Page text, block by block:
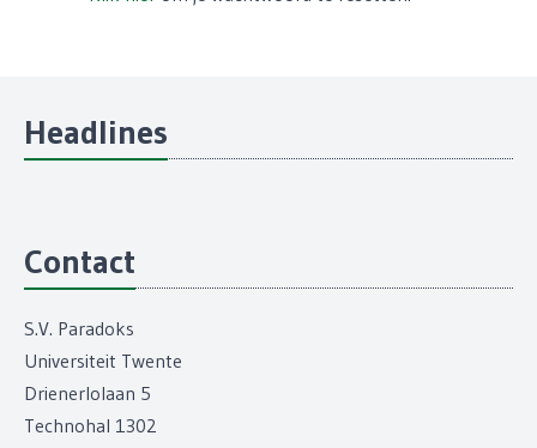
Headlines
Contact
S.V. Paradoks
Universiteit Twente
Drienerlolaan 5
Technohal 1302